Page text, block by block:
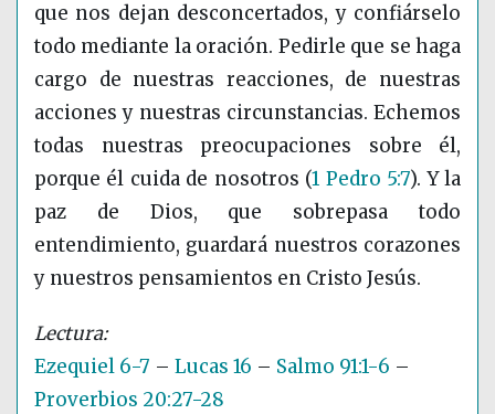
que nos dejan desconcertados, y confiárselo
todo mediante la oración. Pedirle que se haga
cargo de nuestras reacciones, de nuestras
acciones y nuestras circunstancias. Echemos
todas nuestras preocupaciones sobre él,
porque él cuida de nosotros (1 Pedro 5:7). Y la
paz de Dios, que sobrepasa todo
entendimiento, guardará nuestros corazones
y nuestros pensamientos en Cristo Jesús.
Ezequiel 6-7 – Lucas 16 – Salmo 91:1-6 –
Proverbios 20:27-28